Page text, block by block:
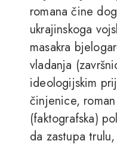
romana čine
ukrajinskoga
masakra
vladanja
ideologijskim
činjenice,
(faktografska)
da zastupa